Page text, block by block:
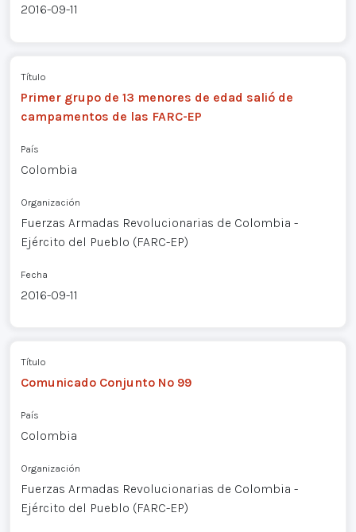
2016-09-11
Título
Primer grupo de 13 menores de edad salió de
campamentos de las FARC-EP
País
Colombia
Organización
Fuerzas Armadas Revolucionarias de Colombia -
Ejército del Pueblo (FARC-EP)
Fecha
2016-09-11
Título
Comunicado Conjunto Nº 99
País
Colombia
Organización
Fuerzas Armadas Revolucionarias de Colombia -
Ejército del Pueblo (FARC-EP)